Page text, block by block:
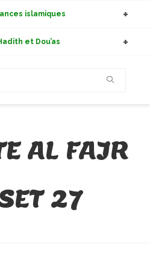
islamiques
et Dou’as
AL FAJR
27